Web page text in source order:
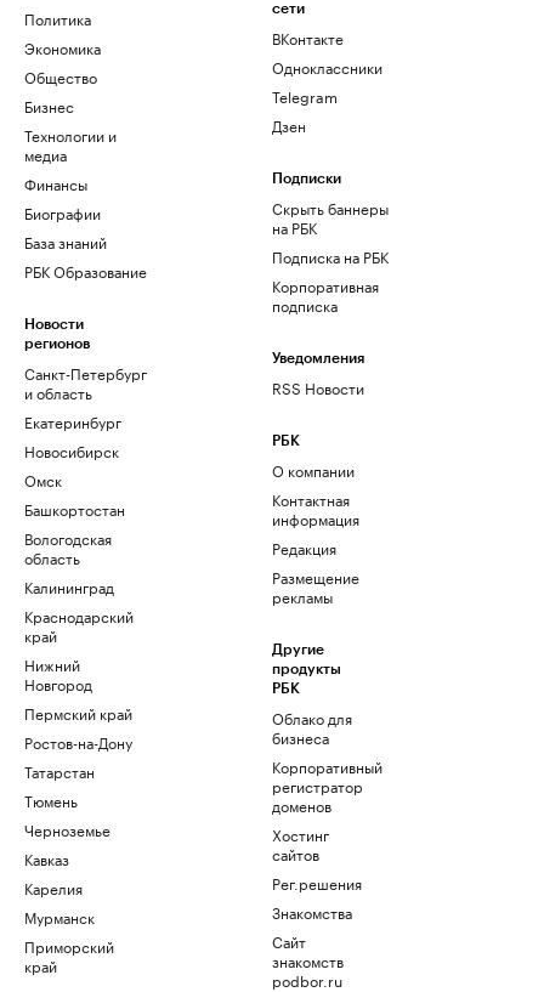
Политика
Экономика
Общество
Бизнес
Технологии и
медиа
Финансы
Биографии
База знаний
РБК Образование
Новости
регионов
Санкт-Петербург
и область
Екатеринбург
Новосибирск
Омск
Башкортостан
Вологодская
область
Калининград
Краснодарский
край
Нижний
Новгород
Пермский край
Ростов-на-Дону
Татарстан
Тюмень
Черноземье
Кавказ
Карелия
Мурманск
Приморский
край
сети
ВКонтакте
Одноклассники
Telegram
Дзен
Подписки
Скрыть баннеры
на РБК
Подписка на РБК
Корпоративная
подписка
Уведомления
RSS Новости
РБК
О компании
Контактная
информация
Редакция
Размещение
рекламы
Другие
продукты
РБК
Облако для
бизнеса
Корпоративный
регистратор
доменов
Хостинг
сайтов
Рег.решения
Знакомства
Сайт
знакомств
podbor.ru